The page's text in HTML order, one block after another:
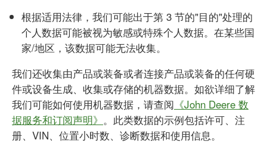
根据适用法律，我们可能出于第 3 节的"目的"处理的
个人数据可能被视为敏感或特殊个人数据。在某些国
家/地区，该数据可能无法收集。
我们还收集由产品或装备或者连接产品或装备的任何硬
件或设备生成、收集或存储的机器数据。如欲详细了解
我们可能如何使用机器数据，请查阅 《John Deere 数
据服务和订阅声明》 。此类数据的示例包括许可、注
册、VIN、位置小时数、诊断数据和使用信息。